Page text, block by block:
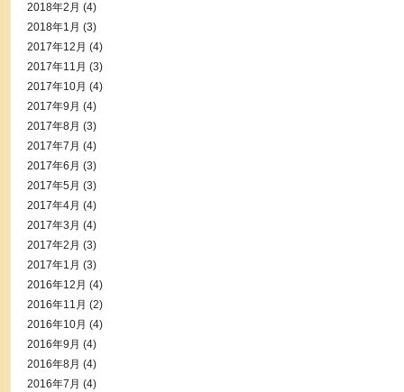
2018年2月 (4)
2018年1月 (3)
2017年12月 (4)
2017年11月 (3)
2017年10月 (4)
2017年9月 (4)
2017年8月 (3)
2017年7月 (4)
2017年6月 (3)
2017年5月 (3)
2017年4月 (4)
2017年3月 (4)
2017年2月 (3)
2017年1月 (3)
2016年12月 (4)
2016年11月 (2)
2016年10月 (4)
2016年9月 (4)
2016年8月 (4)
2016年7月 (4)